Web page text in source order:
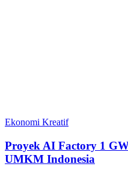
Ekonomi Kreatif
Proyek AI Factory 1
UMKM Indonesia